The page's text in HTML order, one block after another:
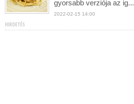
gyorsabb verziója az ig...
2022-02-15 14:00
HIRDETÉS